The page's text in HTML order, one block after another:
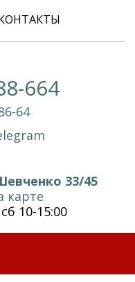
664
64
33/45
карте
10-15:00